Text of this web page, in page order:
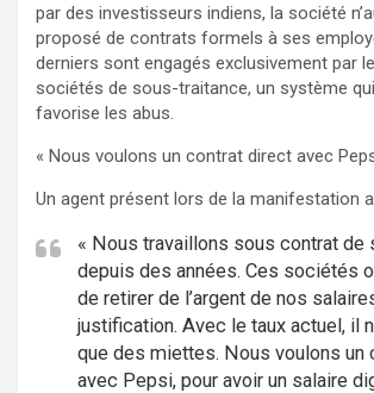
par des investisseurs indiens, la société
proposé de contrats formels à ses
derniers sont engagés exclusivement par
sociétés de sous-traitance, un système
favorise les abus.
« Nous voulons un contrat direct avec
Un agent présent lors de la manifestation
« Nous travaillons sous contrat de
depuis des années. Ces sociétés
de retirer de l’argent de nos
justification. Avec le taux actuel, il
que des miettes. Nous voulons un
avec Pepsi, pour avoir un salaire